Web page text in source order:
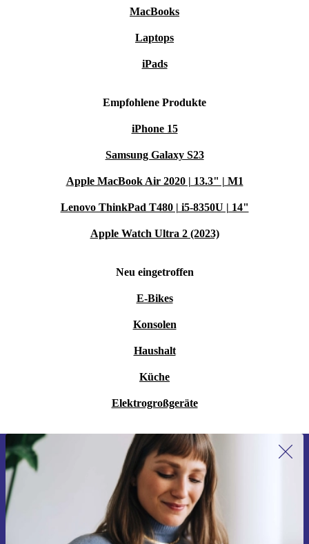
MacBooks
Laptops
iPads
Empfohlene Produkte
iPhone 15
Samsung Galaxy S23
Apple MacBook Air 2020 | 13.3" | M1
Lenovo ThinkPad T480 | i5-8350U | 14"
Apple Watch Ultra 2 (2023)
Neu eingetroffen
E-Bikes
Konsolen
Haushalt
Küche
Elektrogroßgeräte
Erstmals zum Newsletter anmelden,
15 € sparen!
Verpasse kein Angebot mehr.